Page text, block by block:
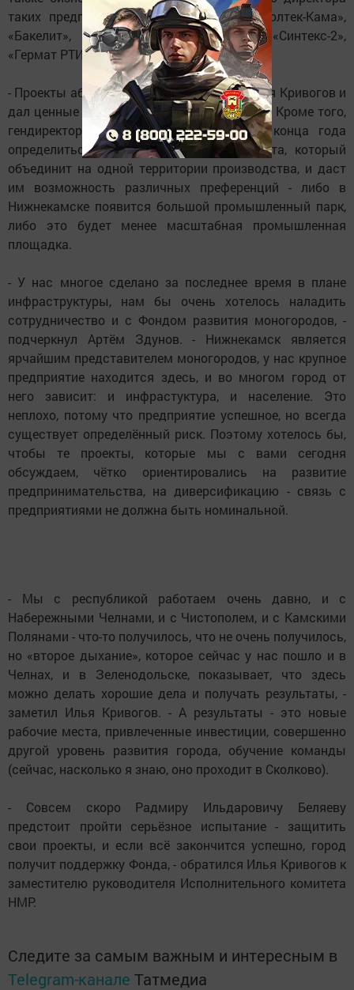
таких предприятий, как «Преттль-НК», «Колтек-Кама»,
«Бакелит», «Управляющая компания», «Синтекс-2»,
«Гермат РТИ».
- Проекты абсолютно живые, - отметил Илья Кривогов и
дал ценные комментарии по их разработке. Кроме того,
гендиректор фонда порекомендовал до конца года
определиться с форматом нового объекта, который
объединит на одной территории производства, и даст
им возможность различных преференций - либо в
Нижнекамске появится большой промышленный парк,
либо это будет менее масштабная промышленная
площадка.
- У нас многое сделано за последнее время в плане
инфраструктуры, нам бы очень хотелось наладить
сотрудничество и с Фондом развития моногородов, -
подчеркнул Артём Здунов. - Нижнекамск является
ярчайшим представителем моногородов, у нас крупное
предприятие находится здесь, и во многом город от
него зависит: и инфрастуктура, и население. Это
неплохо, потому что предприятие успешное, но всегда
существует определённый риск. Поэтому хотелось бы,
чтобы те проекты, которые мы с вами сегодня
обсуждаем, чётко ориентировались на развитие
предпринимательства, на диверсификацию - связь с
предприятиями не должна быть номинальной.
- Мы с республикой работаем очень давно, и с
Набережными Челнами, и с Чистополем, и с Камскими
Полянами - что-то получилось, что не очень получилось,
но «второе дыхание», которое сейчас у нас пошло и в
Челнах, и в Зеленодольске, показывает, что здесь
можно делать хорошие дела и получать результаты, -
заметил Илья Кривогов. - А результаты - это новые
рабочие места, привлеченные инвестиции, совершенно
другой уровень развития города, обучение команды
(сейчас, насколько я знаю, оно проходит в Сколково).
- Совсем скоро Радмиру Ильдаровичу Беляеву
предстоит пройти серьёзное испытание - защитить
свои проекты, и если всё закончится успешно, город
получит поддержку Фонда, - обратился Илья Кривогов к
заместителю руководителя Исполнительного комитета
НМР.
Следите за самым важным и интересным в
Telegram-канале Татмедиа